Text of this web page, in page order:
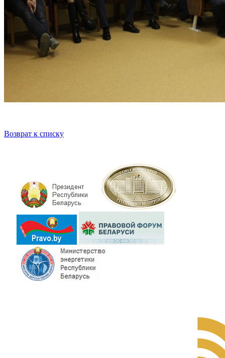
Возврат к списку